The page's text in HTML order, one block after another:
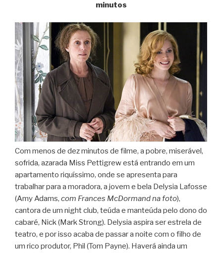
minutos
Com menos de dez minutos de filme, a pobre, miserável,
sofrida, azarada Miss Pettigrew está entrando em um
apartamento riquíssimo, onde se apresenta para
trabalhar para a moradora, a jovem e bela Delysia Lafosse
(Amy Adams, com Frances McDormand na foto),
cantora de um night club, teúda e manteúda pelo dono do
cabaré, Nick (Mark Strong). Delysia aspira ser estrela de
teatro, e por isso acaba de passar a noite com o filho de
um rico produtor, Phil (Tom Payne). Haverá ainda um